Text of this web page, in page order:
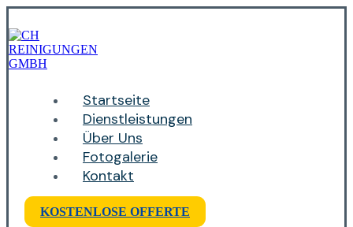
Startseite
Dienstleistungen
Über Uns
Fotogalerie
Kontakt
KOSTENLOSE OFFERTE